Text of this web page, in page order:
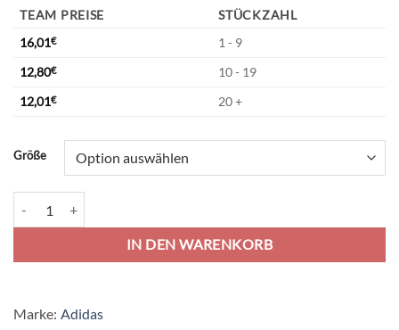
TEAM PREISE
STÜCKZAHL
16,01€
1 - 9
12,80€
10 - 19
12,01€ 20 +
Größe
IN DEN WARENKORB
Alternative:
Marke: Adidas